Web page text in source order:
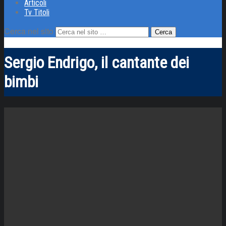
Articoli
Tv Titoli
Cerca nel sito
Sergio Endrigo, il cantante dei
bimbi